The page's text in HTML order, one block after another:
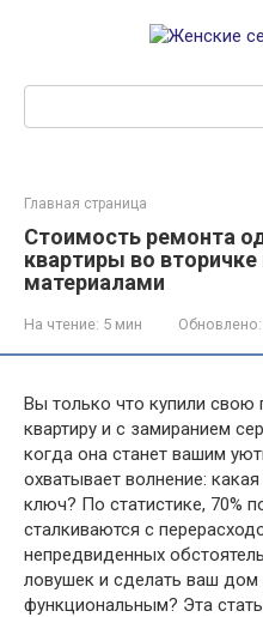
Главная страница
Стоимость ремонта
квартиры во
материалами
На чтение: 5 мин Обновлено:
Вы только что купили
квартиру и с замиранием
когда она станет вашим
охватывает волнение:
ключ? По статистике, 70%
сталкиваются с
непредвиденных
ловушек и сделать ваш дом
функциональным? Эта